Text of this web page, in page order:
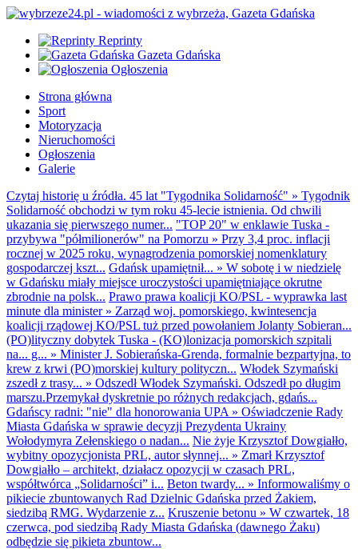
Reprinty
Gazeta Gdańska
Ogłoszenia
Strona główna
Sport
Motoryzacja
Nieruchomości
Ogłoszenia
Galerie
Czytaj historię u źródła. 45 lat "Tygodnika Solidarność" » Tygodnik
Solidarność obchodzi w tym roku 45-lecie istnienia. Od chwili
ukazania się pierwszego numer... "TOP 20" w enklawie Tuska -
przybywa "półmilionerów" na Pomorzu » Przy 3,4 proc. inflacji
rocznej w 2025 roku, wynagrodzenia pomorskiej nomenklatury
gospodarczej kszt... Gdańsk upamiętnił... » W sobotę i w niedzielę
w Gdańsku miały miejsce uroczystości upamiętniające okrutne
zbrodnie na polsk... Prawo prawa koalicji KO/PSL - wyprawka last
minute dla minister» Zarząd woj. pomorskiego, kwintesencja
koalicji rządowej KO/PSL tuż przed powołaniem Jolanty Sobieran...
(PO)lityczny dobytek Tuska - (KO)lonizacja pomorskich szpitali
na... g... » Minister J. Sobierańska-Grenda, formalnie bezpartyjna, to
krew z krwi (PO)morskiej kultury polityczn... Włodek Szymański
zszedł z trasy... » Odszedł Włodek Szymański. Odszedł po długim
marszu.Przemykał dyskretnie po różnych redakcjach, gdańs...
Gdańscy radni: "nie" dla honorowania UPA » Oświadczenie Rady
Miasta Gdańska w sprawie decyzji Prezydenta Ukrainy
Wołodymyra Zełenskiego o nadan... Nie żyje Krzysztof Dowgiałło,
wybitny opozycjonista PRL, autor słynnej... » Zmarł Krzysztof
Dowgiałło – architekt, działacz opozycji w czasach PRL,
współtwórca „Solidarności” i... Beton twardy... » Informowaliśmy o
pikiecie zbuntowanych Rad Dzielnic Gdańska przed Żakiem,
siedzibą RMG. Wydarzenie z... Kruszenie betonu » W czwartek, 18
czerwca, pod siedzibą Rady Miasta Gdańska (dawnego Żaku)
odbędzie się pikieta zbuntow...